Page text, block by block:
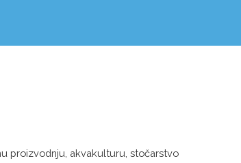
proizvodnju, akvakulturu, stočarstvo